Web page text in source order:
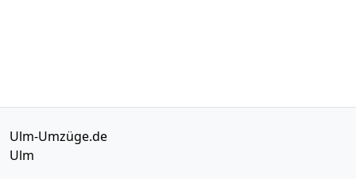
Ulm-Umzüge.de
Ulm